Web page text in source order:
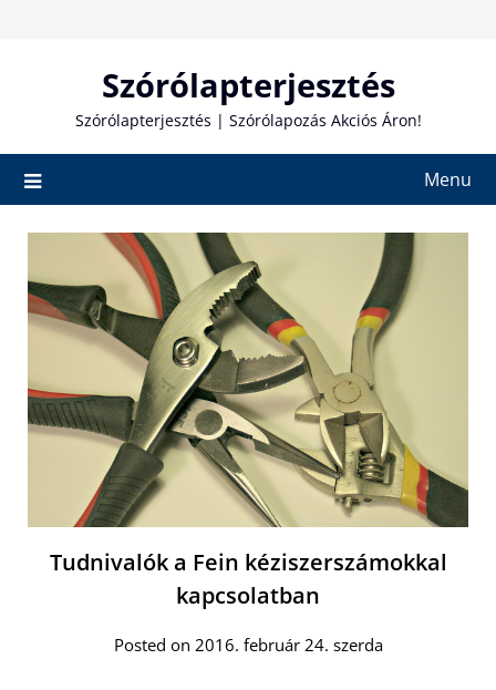
Szórólapterjesztés
Szórólapterjesztés | Szórólapozás Akciós Áron!
Menu
Tudnivalók a Fein kéziszerszámokkal
kapcsolatban
Posted on 2016. február 24. szerda